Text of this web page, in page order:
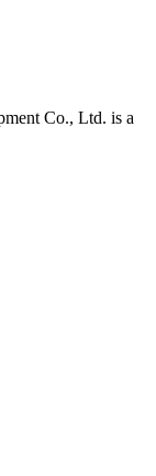
Co., Ltd. is a